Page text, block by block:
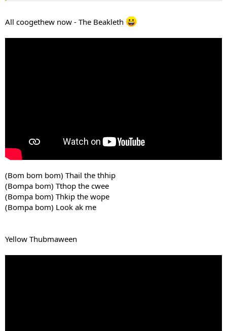
All coogethew now - The Beakleth
(Bom bom bom) Thail the thhip
(Bompa bom) Tthop the cwee
(Bompa bom) Thkip the wope
(Bompa bom) Look ak me
Yellow Thubmaween